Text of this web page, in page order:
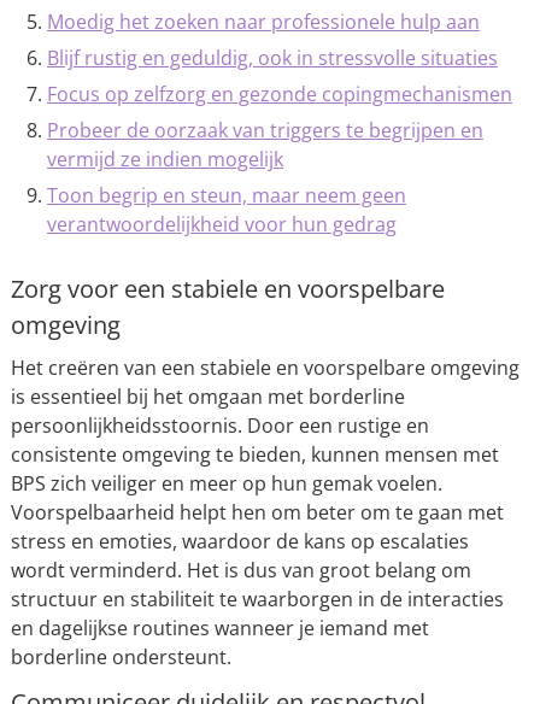
Moedig het zoeken naar professionele hulp aan
Blijf rustig en geduldig, ook in stressvolle situaties
Focus op zelfzorg en gezonde copingmechanismen
Probeer de oorzaak van triggers te begrijpen en
vermijd ze indien mogelijk
Toon begrip en steun, maar neem geen
verantwoordelijkheid voor hun gedrag
Zorg voor een stabiele en voorspelbare
omgeving
Het creëren van een stabiele en voorspelbare omgeving
is essentieel bij het omgaan met borderline
persoonlijkheidsstoornis. Door een rustige en
consistente omgeving te bieden, kunnen mensen met
BPS zich veiliger en meer op hun gemak voelen.
Voorspelbaarheid helpt hen om beter om te gaan met
stress en emoties, waardoor de kans op escalaties
wordt verminderd. Het is dus van groot belang om
structuur en stabiliteit te waarborgen in de interacties
en dagelijkse routines wanneer je iemand met
borderline ondersteunt.